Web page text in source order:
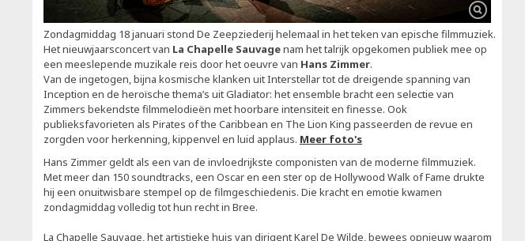
Zondagmiddag 18 januari stond De Zeepziederij helemaal in het teken van epische filmmuziek.
Het nieuwjaarsconcert van La Chapelle Sauvagenam het talrijk opgekomen publiek mee op
een meeslepende muzikale reis door het oeuvre van Hans Zimmer.
Van de ingetogen, bijna kosmische klanken uit Interstellar tot de dreigende spanning van
Inception en de heroïsche thema’s uit Gladiator: het ensemble bracht een selectie van
Zimmers bekendste filmmelodieën met hoorbare intensiteit en finesse. Ook
publieksfavorieten als Pirates of the Caribbean en The Lion King passeerden de revue en
zorgden voor herkenning, kippenvel en luid applaus. Meer foto's
Hans Zimmer geldt als een van de invloedrijkste componisten van de moderne filmmuziek.
Met meer dan 150 soundtracks, een Oscar en een ster op de Hollywood Walk of Fame drukte
hij een onuitwisbare stempel op de filmgeschiedenis. Die kracht en emotie kwamen
zondagmiddag volledig tot hun recht in Bree.
La Chapelle Sauvage, het artistieke huis van dirigent Karel De Wilde, bewees opnieuw waarom